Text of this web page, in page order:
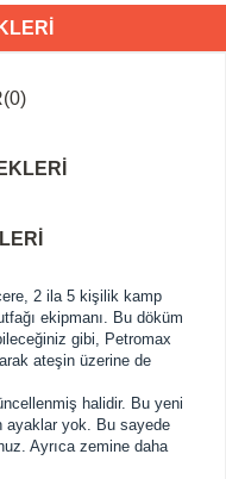
(0)
2 ila 5 kişilik kamp
ekipmanı. Bu döküm
gibi, Petromax
ateşin üzerine de
halidir. Bu yeni
ayaklar yok. Bu sayede
Ayrıca zemine daha